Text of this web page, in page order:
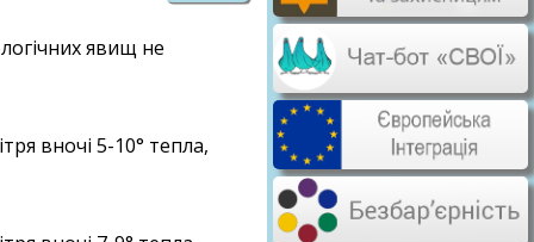
явищ не
вночі 5-10° тепла,